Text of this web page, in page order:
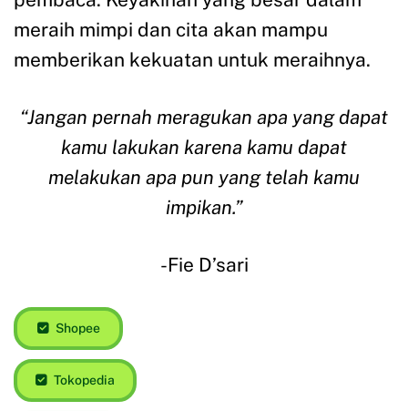
meraih mimpi dan cita akan mampu
memberikan kekuatan untuk meraihnya.
“Jangan pernah meragukan apa yang dapat
kamu lakukan karena kamu dapat
melakukan apa pun yang telah kamu
impikan.”
-Fie D’sari
Shopee
Tokopedia